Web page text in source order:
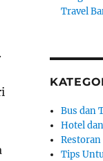
Travel
Bus dan
Hotel
Tips